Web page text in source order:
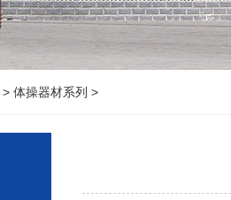
> 体操器材系列 >